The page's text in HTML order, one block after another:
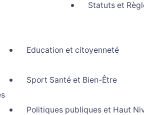
et Sportif La Réunion
Statuts et
Education et citoyenneté
Sport Santé et Bien-Être
Politiques publiques et Haut